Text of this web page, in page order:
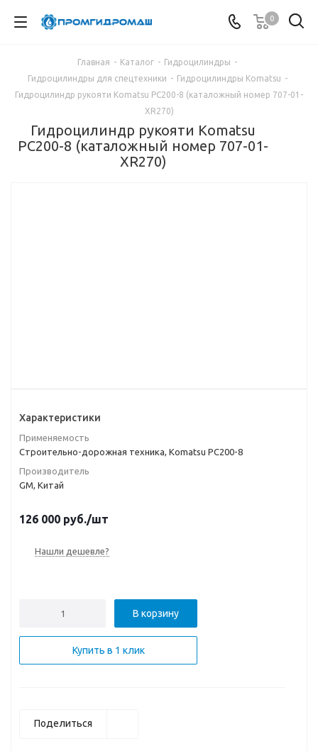
0
Главная - Каталог - Гидроцилиндры -
Гидроцилиндры для спецтехники - Гидроцилиндры Komatsu -
Гидроцилиндр рукояти Komatsu PC200-8 (каталожный номер 707-01-
XR270)
Гидроцилиндр рукояти Komatsu
PC200-8 (каталожный номер 707-01-
XR270)
Характеристики
Применяемость
Строительно-дорожная техника, Komatsu PC200-8
Производитель
GM, Китай
126 000 руб./шт
Нашли дешевле?
В корзину
Купить в 1 клик
Поделиться